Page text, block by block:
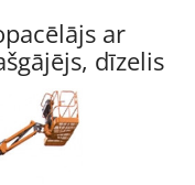
ar
dīzelis